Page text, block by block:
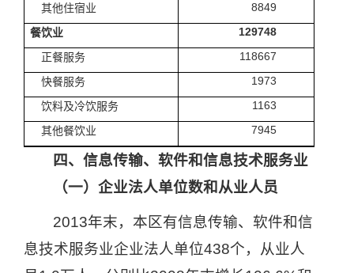
其他住宿业
8849
餐饮业
129748
正餐服务
118667
快餐服务
1973
饮料及冷饮服务
1163
其他餐饮业
7945
四、信息传输、软件和信息技术服务业
（一）企业法人单位数和从业人员
2013年末，本区有信息传输、软件和信
息技术服务业企业法人单位438个，从业人